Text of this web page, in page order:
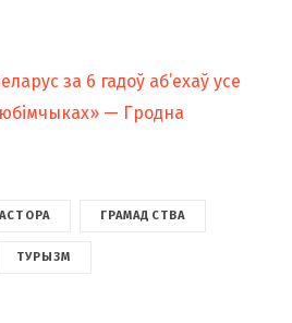
за 6 гадоў аб’ехаў усе
— Гродна
ГРАМАДСТВА
ТУРЫЗМ